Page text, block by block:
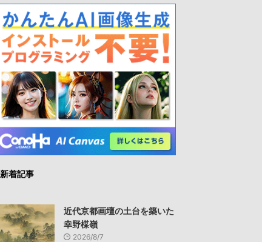
新着記事
近代京都画壇の土台を築いた
幸野楳嶺
2026/8/7